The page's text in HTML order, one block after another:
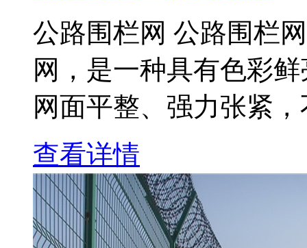
公路围栏网 公路围栏
网，是一种具有色彩
网面平整、强力张紧
查看详情